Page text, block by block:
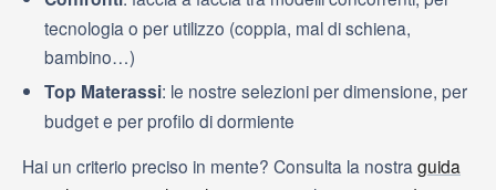
tecnologia o per utilizzo (coppia, mal di schiena,
bambino…)
Top Materassi: le nostre selezioni per dimensione, per
budget e per profilo di dormiente
Hai un criterio preciso in mente? Consulta la nostra guida